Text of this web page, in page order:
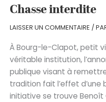
Chasse interdite
LAISSER UN COMMENTAIRE /
À Bourg-le-Clapot, petit
véritable institution,
publique visant à
tradition fait l’effet
initiative se trouve Benoît